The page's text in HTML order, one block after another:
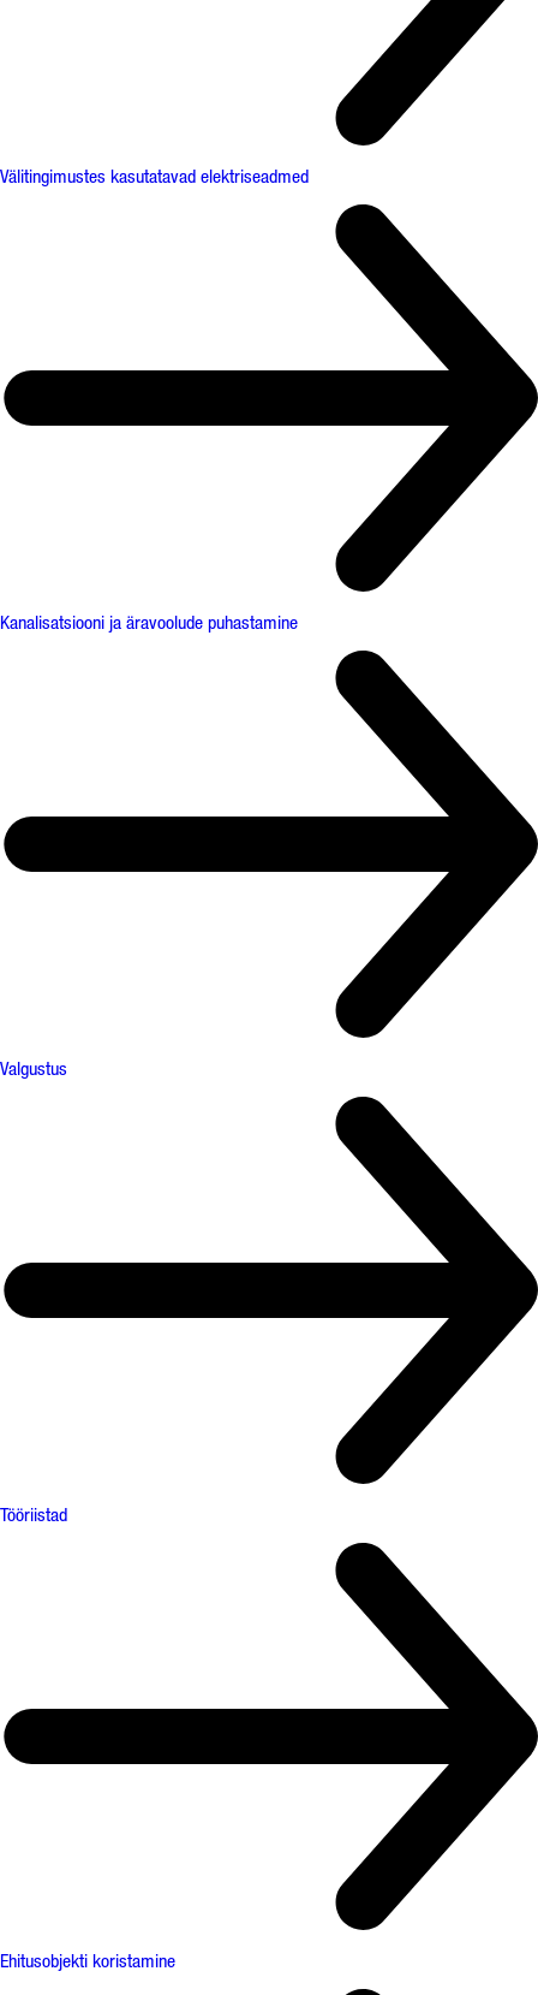
Välitingimustes kasutatavad elektriseadmed
Kanalisatsiooni ja äravoolude puhastamine
Valgustus
Tööriistad
Ehitusobjekti koristamine